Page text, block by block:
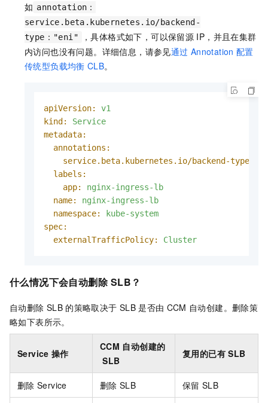
如 annotation：
service.beta.kubernetes.io/backend-
type："eni"
，具体格式如下，可以保留源 IP，并且在集群
内访问也没有问题。详细信息，请参见通过 Annotation 配置
传统型负载均衡 CLB。
apiVersion:
v1
kind:
Service
metadata:
annotations:
service.beta.kubernetes.io/backend-type:
labels:
app:
nginx-ingress-lb
name:
nginx-ingress-lb
namespace:
kube-system
spec:
externalTrafficPolicy:
Cluster
什么情况下会自动删除 SLB？
自动删除 SLB 的策略取决于 SLB 是否由 CCM 自动创建。删除策
略如下表所示。
Service 操作
CCM 自动创建的
SLB
复用的已有 SLB
删除 Service 删除 SLB 保留 SLB